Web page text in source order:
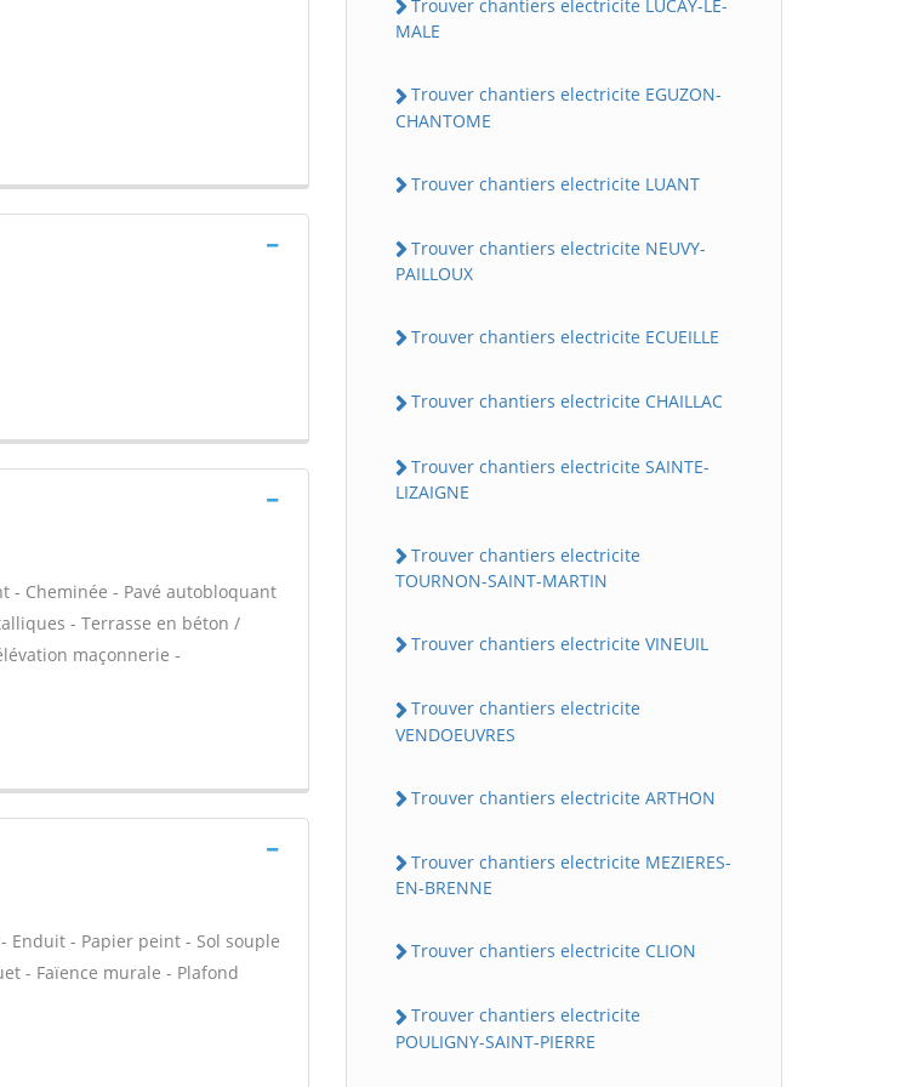
- Cheminée - Pavé autobloquant
- Terrasse en béton /
maçonnerie -
Enduit - Papier peint - Sol souple
- Faïence murale - Plafond
Trouver chantiers electricite LUCAY-LE-
MALE
Trouver chantiers electricite EGUZON-
CHANTOME
Trouver chantiers electricite LUANT
Trouver chantiers electricite NEUVY-
PAILLOUX
Trouver chantiers electricite ECUEILLE
Trouver chantiers electricite CHAILLAC
Trouver chantiers electricite SAINTE-
LIZAIGNE
Trouver chantiers electricite
TOURNON-SAINT-MARTIN
Trouver chantiers electricite VINEUIL
Trouver chantiers electricite
VENDOEUVRES
Trouver chantiers electricite ARTHON
Trouver chantiers electricite MEZIERES-
EN-BRENNE
Trouver chantiers electricite CLION
Trouver chantiers electricite
POULIGNY-SAINT-PIERRE